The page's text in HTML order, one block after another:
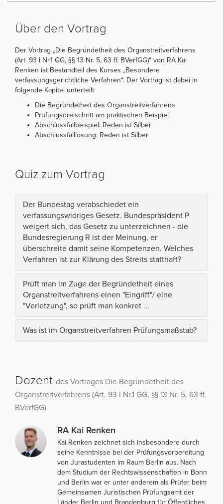
Über den Vortrag
Der Vortrag „Die Begründetheit des Organstreitverfahrens
(Art. 93 I Nr.1 GG, §§ 13 Nr. 5, 63 ff. BVerfGG)“ von RA Kai
Renken ist Bestandteil des Kurses „Besondere
verfassungsgerichtliche Verfahren“. Der Vortrag ist dabei in
folgende Kapitel unterteilt:
Die Begründetheit des Organstreitverfahrens
Prüfungsdreischritt am praktischen Beispiel
Abschlussfallbeispiel: Reden ist Silber
Abschlussfalllösung: Reden ist Silber
Quiz zum Vortrag
Der Bundestag verabschiedet ein
verfassungswidriges Gesetz. Bundespräsident P
weigert sich, das Gesetz zu unterzeichnen - die
Bundesregierung R ist der Meinung, er
überschreite damit seine Kompetenzen. Welches
Verfahren ist zur Klärung des Streits statthaft?
Prüft man im Zuge der Begründetheit eines
Organstreitverfahrens einen "Eingriff"/ eine
"Verletzung", so prüft man konkret ...
Was ist im Organstreitverfahren Prüfungsmaßstab?
Dozent des Vortrages Die Begründetheit des
Organstreitverfahrens (Art. 93 I Nr.1 GG, §§ 13 Nr. 5, 63 ff.
BVerfGG)
RA Kai Renken
Kai Renken zeichnet sich insbesondere durch
seine Kenntnisse bei der Prüfungsvorbereitung
von Jurastudenten im Raum Berlin aus. Nach
dem Studium der Rechtswissenschaften in Bonn
und Berlin war er unter anderem als Prüfer beim
Gemeinsamen Juristischen Prüfungsamt der
Länder Berlin und Brandenburg für Öffentliches